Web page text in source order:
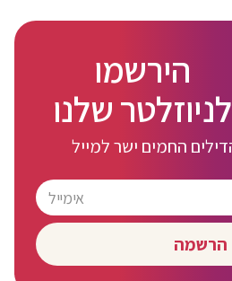
הירשמו
לניוזלטר שלנו
הרשמה